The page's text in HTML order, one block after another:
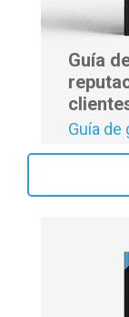
Guía
Guía